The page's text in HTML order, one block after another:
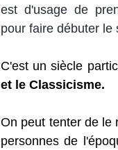
est d'usage de
pour faire débuter
C'est un siècle
et le Classicisme.
On peut tenter de le
personnes de